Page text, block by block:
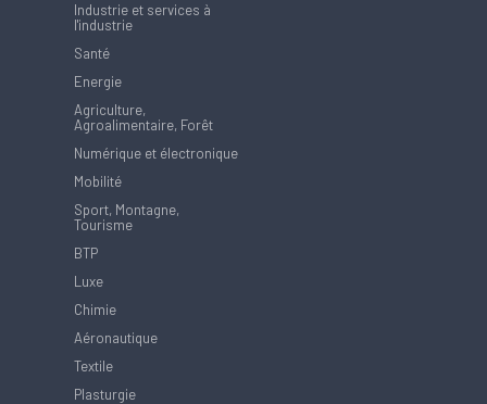
Industrie et services à
l'industrie
Santé
Energie
Agriculture,
Agroalimentaire, Forêt
Numérique et électronique
Mobilité
Sport, Montagne,
Tourisme
BTP
Luxe
Chimie
Aéronautique
Textile
Plasturgie